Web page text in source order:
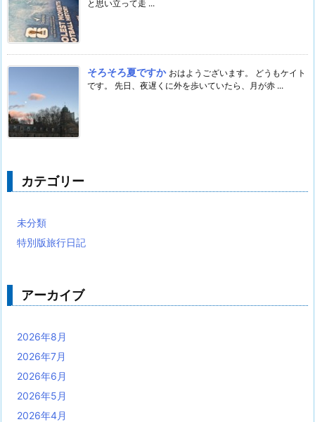
と思い立って走 ...
そろそろ夏ですか おはようございます。 どうもケイト
です。 先日、夜遅くに外を歩いていたら、月が赤 ...
カテゴリー
未分類
特別版旅行日記
アーカイブ
2026年8月
2026年7月
2026年6月
2026年5月
2026年4月